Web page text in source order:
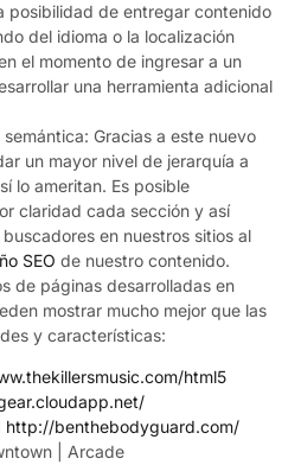
posibilidad de entregar contenido
del idioma o la localización
el momento de ingresar a un
una herramienta adicional
Gracias a este nuevo
un mayor nivel de jerarquía a
lo ameritan. Es posible
claridad cada sección y así
en nuestros sitios al
SEO de nuestro contenido.
de páginas desarrolladas en
mostrar mucho mejor que las
y características:
html5
http://benthebodyguard.com/
| Arcade